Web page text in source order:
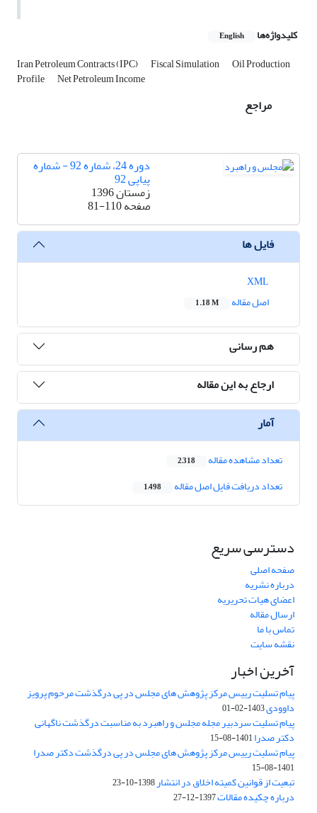
کلیدواژه‌ها English
Iran Petroleum Contracts (IPC) Fiscal Simulation Oil Production
Profile Net Petroleum Income
مراجع
دوره 24، شماره 92 - شماره
پیاپی 92
زمستان 1396
صفحه81-110
فایل ها
اصل مقاله
1.18 M
هم رسانی
ارجاع به این مقاله
آمار
تعداد مشاهده مقاله 2,318
تعداد دریافت فایل اصل مقاله 1,498
دسترسی سریع
صفحه اصلی
درباره نشریه
اعضای هیات تحریریه
ارسال مقاله
تماس با ما
نقشه سایت
آخرین اخبار
پیام تسلیت رییس مرکز پژوهش های مجلس در پی درگذشت مرحوم پرویز
داوودی1403-02-01
پیام تسلیت سردبیر مجله مجلس و راهبرد به مناسبت درگذشت ناگهانی
دکتر صدرا1401-08-15
پیام تسلیت رییس مرکز پژوهش های مجلس در پی درگذشت دکتر صدرا
1401-08-15
تبعیت از قوانین کمیته اخلاق در انتشار1398-10-23
درباره چکیده مقالات1397-12-27